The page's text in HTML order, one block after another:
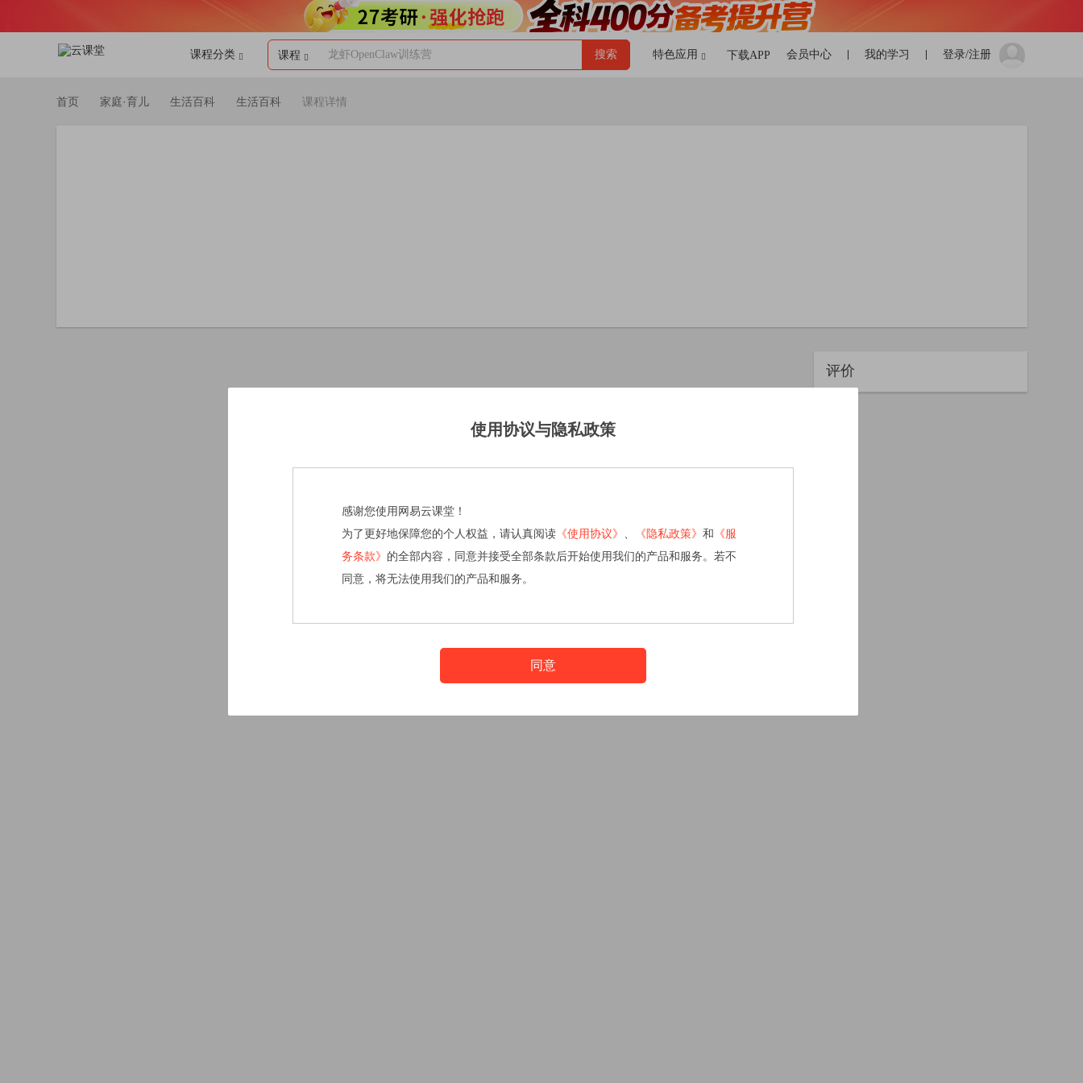
课程分类 课程 龙虾OpenClaw训练营 搜索 特色应用 下载APP 登录/注册
我的学习
会员中心
首页 家庭·育儿 生活百科 生活百科 课程详情
评价
使用协议与隐私政策
感谢您使用网易云课堂！
为了更好地保障您的个人权益，请认真阅读 《使用协议》 《隐私政策》 和 《服
务条款》 的全部内容，同意并接受全部条款后开始使用我们的产品和服务。若不
同意，将无法使用我们的产品和服务。
同意